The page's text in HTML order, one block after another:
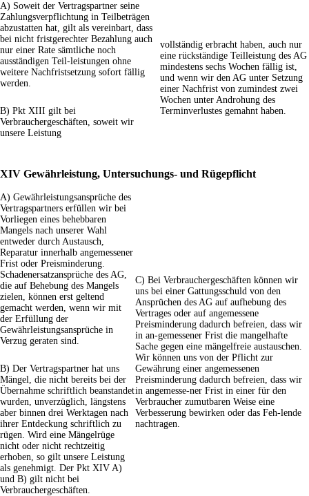
A) Soweit der Vertragspartner seine
Zahlungsverpflichtung in Teilbeträgen
abzustatten hat, gilt als vereinbart, dass
bei nicht fristgerechter Bezahlung auch
nur einer Rate sämtliche noch
ausständigen Teil-leistungen ohne
weitere Nachfristsetzung sofort fällig
werden.
B) Pkt XIII gilt bei
Verbrauchergeschäften, soweit wir
unsere Leistung
vollständig erbracht haben, auch nur
eine rückständige Teilleistung des AG
mindestens sechs Wochen fällig ist,
und wenn wir den AG unter Setzung
einer Nachfrist von zumindest zwei
Wochen unter Androhung des
Terminverlustes gemahnt haben.
XIV Gewährleistung, Untersuchungs- und Rügepflicht
A) Gewährleistungsansprüche des
Vertragspartners erfüllen wir bei
Vorliegen eines behebbaren
Mangels nach unserer Wahl
entweder durch Austausch,
Reparatur innerhalb angemessener
Frist oder Preisminderung.
Schadenersatzansprüche des AG,
die auf Behebung des Mangels
zielen, können erst geltend
gemacht werden, wenn wir mit
der Erfüllung der
Gewährleistungsansprüche in
Verzug geraten sind.
B) Der Vertragspartner hat uns
Mängel, die nicht bereits bei der
Übernahme schriftlich beanstandet
wurden, unverzüglich, längstens
aber binnen drei Werktagen nach
ihrer Entdeckung schriftlich zu
rügen. Wird eine Mängelrüge
nicht oder nicht rechtzeitig
erhoben, so gilt unsere Leistung
als genehmigt. Der Pkt XIV A)
und B) gilt nicht bei
Verbrauchergeschäften.
C) Bei Verbrauchergeschäften können wir
uns bei einer Gattungsschuld von den
Ansprüchen des AG auf aufhebung des
Vertrages oder auf angemessene
Preisminderung dadurch befreien, dass wir
in an-gemessener Frist die mangelhafte
Sache gegen eine mängelfreie austauschen.
Wir können uns von der Pflicht zur
Gewährung einer angemessenen
Preisminderung dadurch befreien, dass wir
in angemesse-ner Frist in einer für den
Verbraucher zumutbaren Weise eine
Verbesserung bewirken oder das Feh-lende
nachtragen.